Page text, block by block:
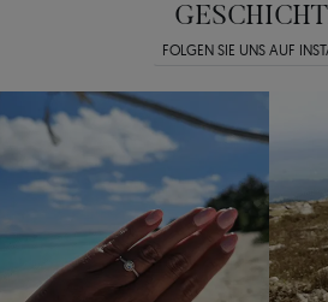
FOLGEN SIE UNS AUF